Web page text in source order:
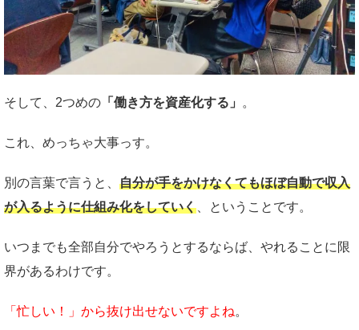
そして、2つめの 「働き方を資産化する」 。
これ、めっちゃ大事っす。
別の言葉で言うと、 自分が手をかけなくてもほぼ自動で収入
が入るように仕組み化をしていく 、ということです。
いつまでも全部自分でやろうとするならば、やれることに限
界があるわけです。
「忙しい！」から抜け出せないですよね。